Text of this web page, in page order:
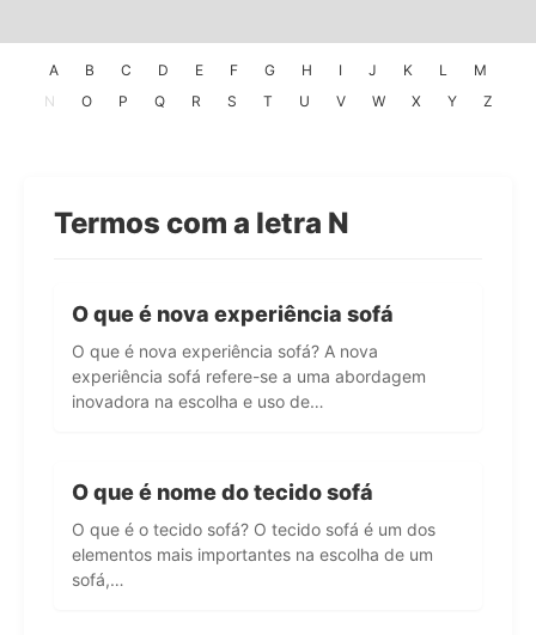
A B C D E F G H I J K L
M
N
O P Q R S T U V W X Y Z
Termos com a letra N
O que é nova experiência sofá
O que é nova experiência sofá? A nova
experiência sofá refere-se a uma abordagem
inovadora na escolha e uso de…
O que é nome do tecido sofá
O que é o tecido sofá? O tecido sofá é um dos
elementos mais importantes na escolha de um
sofá,…